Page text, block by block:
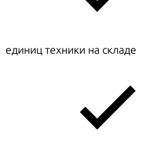
единиц техники на складе